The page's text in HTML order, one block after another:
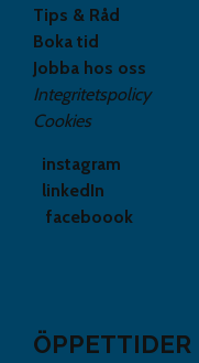
Tips & Råd
Boka tid
Jobba hos oss
Integritetspolicy
Cookies
instagram
linkedIn
faceboook
ÖPPETTIDER